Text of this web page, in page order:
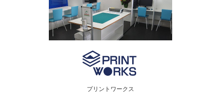
プリントワークス